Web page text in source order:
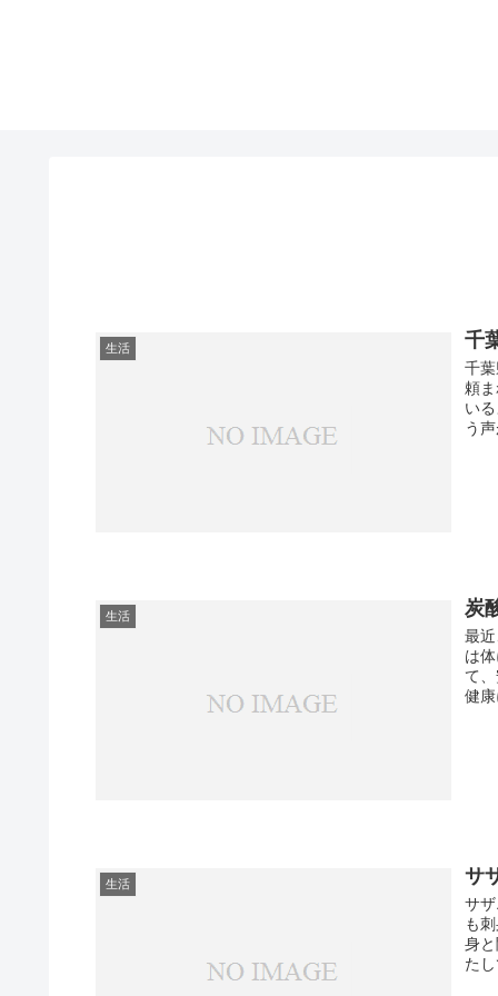
生活 千
千
頼
い
う
生活 炭
最
は
て
健
生活 サ
サ
も
身
た